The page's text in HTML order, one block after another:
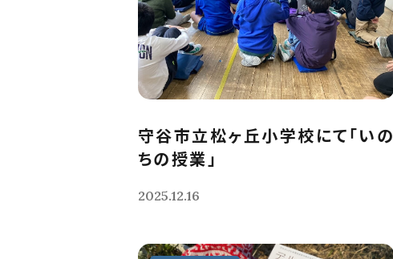
守谷市立松ヶ丘小学校にて「いの
ちの授業」
2025.12.16